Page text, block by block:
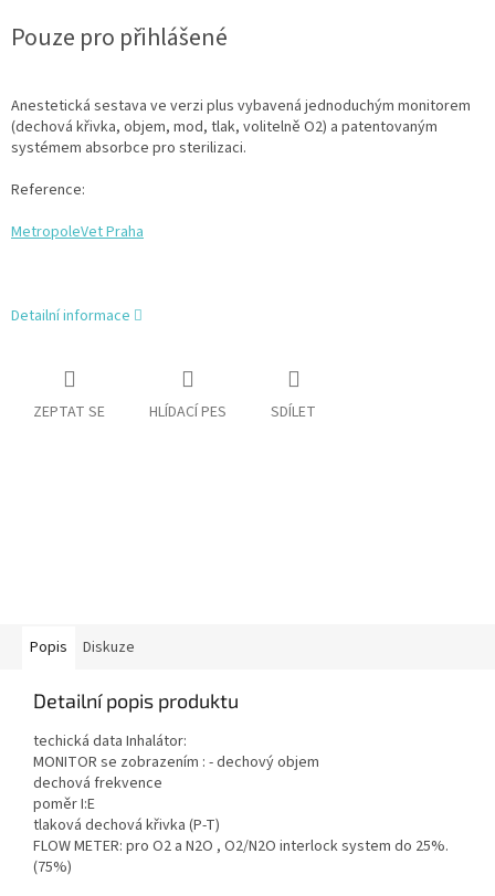
cena:
Pouze pro přihlášené
Anestetická sestava ve verzi plus vybavená jednoduchým monitorem
(dechová křivka, objem, mod, tlak, volitelně O2) a patentovaným
systémem absorbce pro sterilizaci.
Reference:
MetropoleVet Praha
Detailní informace
ZEPTAT SE HLÍDACÍ PES SDÍLET
Popis Diskuze
Detailní popis produktu
techická data Inhalátor:
MONITOR se zobrazením : - dechový objem
dechová frekvence
poměr I:E
tlaková dechová křivka (P-T)
FLOW METER: pro O2 a N2O , O2/N2O interlock system do 25%.
(75%)